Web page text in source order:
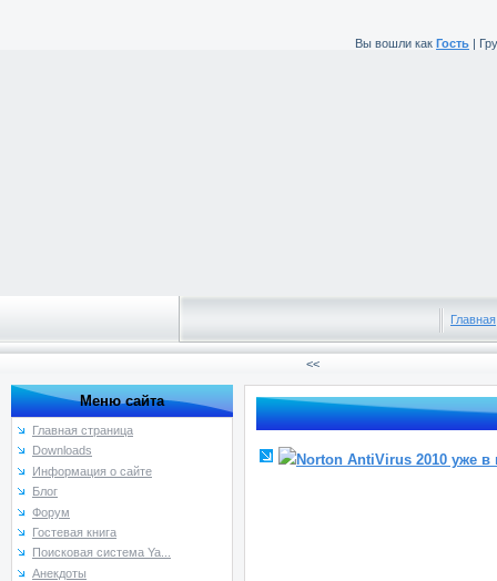
Вы вошли как Гость |
Главная
<<
Меню сайта
Главная страница
Downloads
Информация о сайте
Блог
Форум
Гостевая книга
Поисковая система Ya...
Анекдоты
Norton AntiVirus 2010 уже в